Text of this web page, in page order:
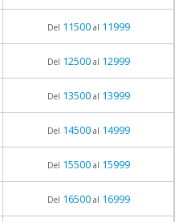
Del 11500al 11999
Del 12500al 12999
Del 13500al 13999
Del 14500al 14999
Del 15500al 15999
Del 16500al 16999